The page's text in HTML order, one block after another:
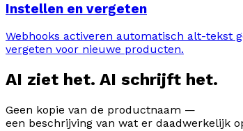
Instellen en vergeten
Webhooks activeren automatisch alt-tekst
vergeten voor nieuwe producten.
AI ziet het. AI schrijft het.
Geen kopie van de productnaam —
een beschrijving van wat er daadwerkelijk